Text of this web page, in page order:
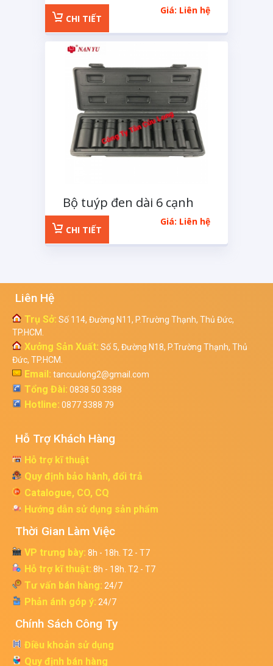
Giá: Liên hệ
CHI TIẾT
Bộ tuýp đen dài 6 cạnh
1/2 inchs 11 chi tiếtGiá: Liên hệ
CHI TIẾT
Liên Hệ
Trụ Sở: Số 114, Đường N11, P.Trường Thạnh, Thủ Đức,
TP.HCM.
Xưởng Sản Xuất: Số 5, Đường N18, P.Trường Thạnh, Thủ
Đức, TP.HCM.
Email: tancuulong2@gmail.com
Tổng Đài: 0838 50 3388
Hotline: 0877 3388 79
Hỗ Trợ Khách Hàng
Hỗ trợ kĩ thuật
Quy định bảo hành, đổi trả
Catalogue, CO, CQ
Hướng dẫn sử dụng sản phẩm
Thời Gian Làm Việc
VP trưng bày: 8h - 18h. T2 - T7
Hỗ trợ kĩ thuật: 8h - 18h. T2 - T7
Tư vấn bán hàng: 24/7
Phản ánh góp ý: 24/7
Chính Sách Công Ty
Điều khoản sử dụng
Quy định bán hàng